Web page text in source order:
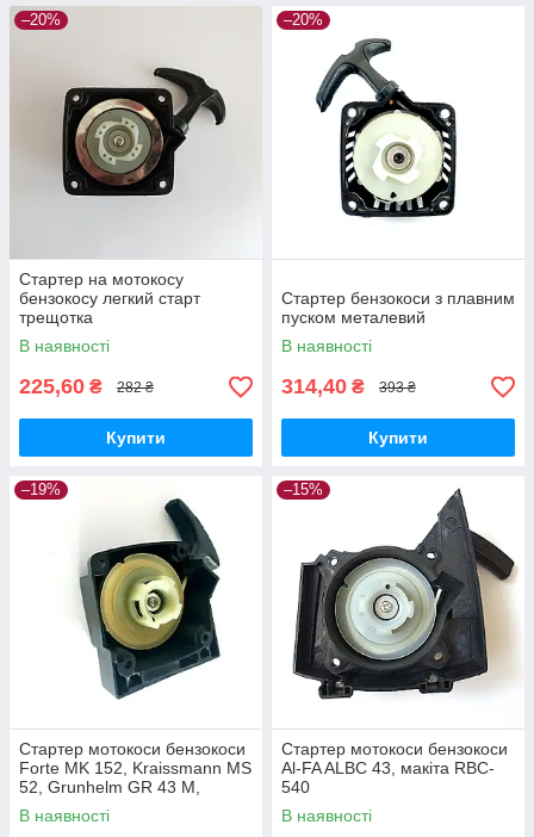
–20%
Стартер на мотокосу
бензокосу легкий старт
трещотка
В наявності
225,60 ₴ 282 ₴
Купити
–20%
Стартер бензокоси з плавним
пуском металевий
В наявності
314,40 ₴ 393 ₴
Купити
–19%
Стартер мотокоси бензокоси
Forte MK 152, Kraissmann MS
52, Grunhelm GR 43 M,
Протон БТ-3002, Foresta FC
60 AV
В наявності
–15%
Стартер мотокоси бензокоси
Al-FA ALBC 43, макіта RBC-
540
В наявності